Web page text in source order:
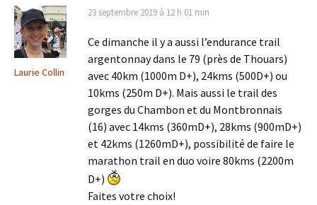
Laurie Collin
23 septembre 2019 à 12 h 01 min
Ce dimanche il y a aussi l’endurance trail
argentonnay dans le 79 (près de Thouars)
avec 40km (1000m D+), 24kms (500D+) ou
10kms (250m D+). Mais aussi le trail des
gorges du Chambon et du Montbronnais
(16) avec 14kms (360mD+), 28kms (900mD+)
et 42kms (1260mD+), possibilité de faire le
marathon trail en duo voire 80kms (2200m
D+)
Faites votre choix!